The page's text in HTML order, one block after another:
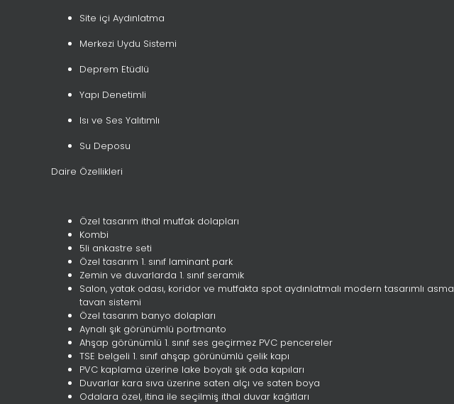
Site içi Aydınlatma
Merkezi Uydu Sistemi
Deprem Etüdlü
Yapı Denetimli
Isı ve Ses Yalıtımlı
Su Deposu
Daire Özellikleri
Özel tasarım ithal mutfak dolapları
Kombi
5li ankastre seti
Özel tasarım 1. sınıf laminant park
Zemin ve duvarlarda 1. sınıf seramik
Salon, yatak odası, koridor ve mutfakta spot aydınlatmalı modern tasarımlı asma
tavan sistemi
Özel tasarım banyo dolapları
Aynalı şık görünümlü portmanto
Ahşap görünümlü 1. sınıf ses geçirmez PVC pencereler
TSE belgeli 1. sınıf ahşap görünümlü çelik kapı
PVC kaplama üzerine lake boyalı şık oda kapıları
Duvarlar kara sıva üzerine saten alçı ve saten boya
Odalara özel, itina ile seçilmiş ithal duvar kağıtları